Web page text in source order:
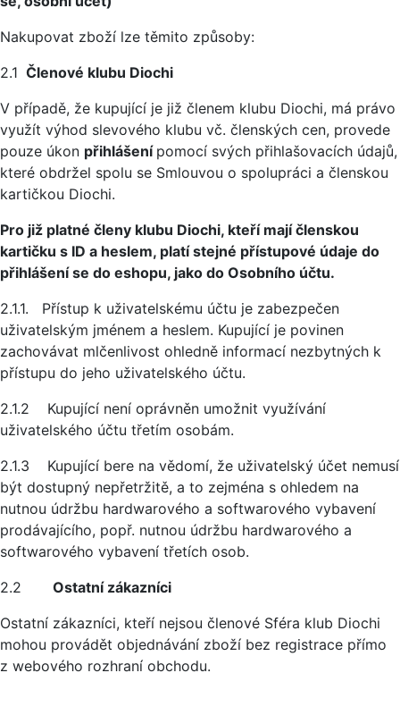
Nakupovat zboží lze těmito způsoby:
2.1 Členové klubu Diochi
V případě, že kupující je již členem klubu Diochi, má právo
využít výhod slevového klubu vč. členských cen, provede
pouze úkon přihlášení pomocí svých přihlašovacích údajů,
které obdržel spolu se Smlouvou o spolupráci a členskou
kartičkou Diochi.
Pro již platné členy klubu Diochi, kteří mají členskou
kartičku s ID a heslem, platí stejné přístupové údaje do
přihlášení se do eshopu, jako do Osobního účtu.
2.1.1. Přístup k uživatelskému účtu je zabezpečen
uživatelským jménem a heslem. Kupující je povinen
zachovávat mlčenlivost ohledně informací nezbytných k
přístupu do jeho uživatelského účtu.
2.1.2 Kupující není oprávněn umožnit využívání
uživatelského účtu třetím osobám.
2.1.3 Kupující bere na vědomí, že uživatelský účet nemusí
být dostupný nepřetržitě, a to zejména s ohledem na
nutnou údržbu hardwarového a softwarového vybavení
prodávajícího, popř. nutnou údržbu hardwarového a
softwarového vybavení třetích osob.
2.2 Ostatní zákazníci
Ostatní zákazníci, kteří nejsou členové Sféra klub Diochi
mohou provádět objednávání zboží bez registrace přímo
z webového rozhraní obchodu.